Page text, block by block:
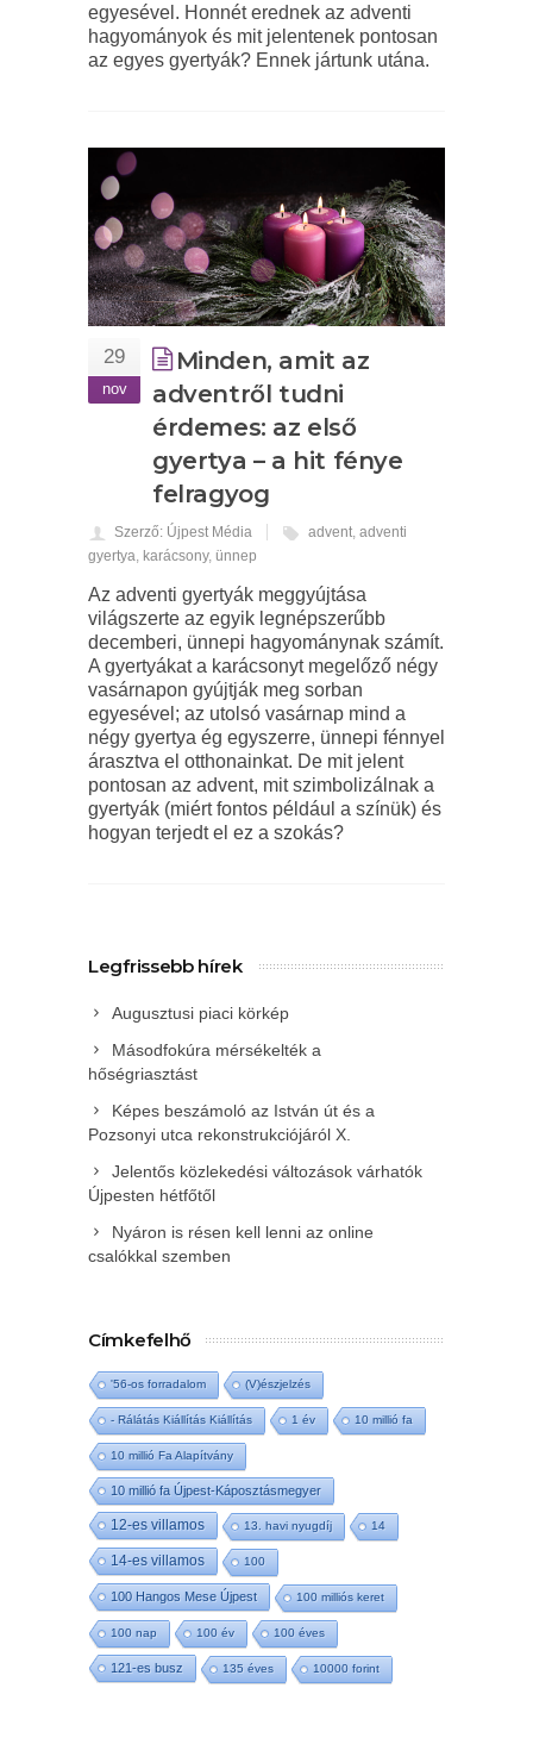
egyesével. Honnét erednek az adventi
hagyományok és mit jelentenek pontosan
az egyes gyertyák? Ennek jártunk utána.
29
nov
Minden, amit az
adventről tudni
érdemes: az első
gyertya – a hit fénye
felragyog
Szerző: Újpest Média advent adventi
gyertya karácsony, ünnep
Az adventi gyertyák meggyújtása
világszerte az egyik legnépszerűbb
decemberi, ünnepi hagyománynak számít.
A gyertyákat a karácsonyt megelőző négy
vasárnapon gyújtják meg sorban
egyesével; az utolsó vasárnap mind a
négy gyertya ég egyszerre, ünnepi fénnyel
árasztva el otthonainkat. De mit jelent
pontosan az advent, mit szimbolizálnak a
gyertyák (miért fontos például a színük) és
hogyan terjedt el ez a szokás?
Legfrissebb hírek
Augusztusi piaci körkép
Másodfokúra mérsékelték a
hőségriasztást
Képes beszámoló az István út és a
Pozsonyi utca rekonstrukciójáról X.
Jelentős közlekedési változások várhatók
Újpesten hétfőtől
Nyáron is résen kell lenni az online
csalókkal szemben
Címkefelhő
'56-os forradalom (V)észjelzés
- Rálátás Kiállítás Kiállítás 1 év 10 millió fa
10 millió Fa Alapítvány
10 millió fa Újpest-Káposztásmegyer
12-es villamos 13. havi nyugdíj 14
14-es villamos 100
100 Hangos Mese Újpest 100 milliós keret
100 nap 100 év 100 éves
121-es busz 135 éves 10000 forint